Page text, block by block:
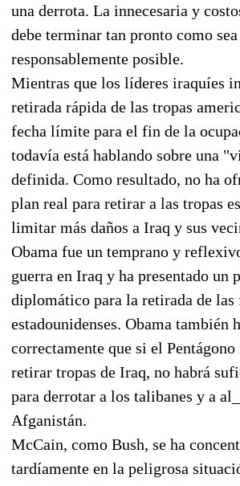
una derrota. La innecesaria y
debe terminar tan pronto como sea
responsablemente posible.
Mientras que los líderes iraquíes
retirada rápida de las tropas
fecha límite para el fin de la
todavía está hablando sobre una
definida. Como resultado, no ha
plan real para retirar a las tropas
limitar más daños a Iraq y sus
Obama fue un temprano y
guerra en Iraq y ha presentado un
diplomático para la retirada de las
estadounidenses. Obama también
correctamente que si el Pentágono
retirar tropas de Iraq, no habrá
para derrotar a los talibanes y a
Afganistán.
McCain, como Bush, se ha
tardíamente en la peligrosa